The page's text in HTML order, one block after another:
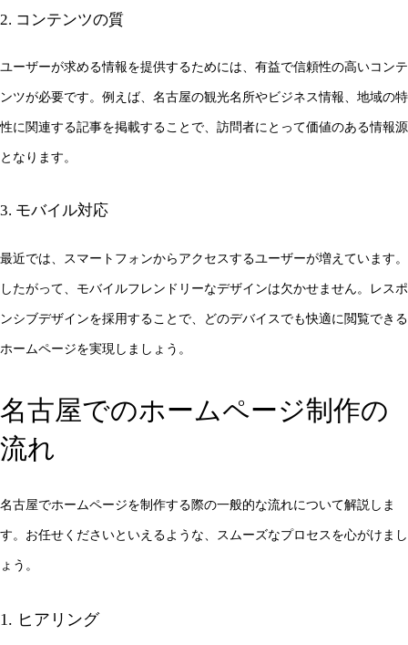
2. コンテンツの質
ユーザーが求める情報を提供するためには、有益で信頼性の高いコンテ
ンツが必要です。例えば、名古屋の観光名所やビジネス情報、地域の特
性に関連する記事を掲載することで、訪問者にとって価値のある情報源
となります。
3. モバイル対応
最近では、スマートフォンからアクセスするユーザーが増えています。
したがって、モバイルフレンドリーなデザインは欠かせません。レスポ
ンシブデザインを採用することで、どのデバイスでも快適に閲覧できる
ホームページを実現しましょう。
名古屋でのホームページ制作の
流れ
名古屋でホームページを制作する際の一般的な流れについて解説しま
す。お任せくださいといえるような、スムーズなプロセスを心がけまし
ょう。
1. ヒアリング